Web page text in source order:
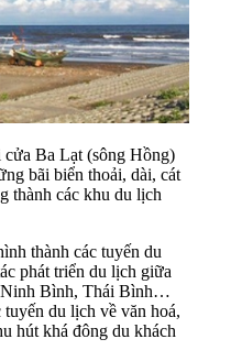
Ba Lạt (sông Hồng)
bãi biển thoải, dài, cát
thành các khu du lịch
thành các tuyến du
phát triển du lịch giữa
Ninh Bình, Thái Bình…
du lịch về văn hoá,
hút khá đông du khách